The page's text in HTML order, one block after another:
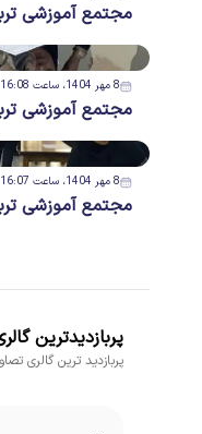
مجتمع آموزشی
8 مهر 1404، ساعت 16:08
مجتمع آموزشی
8 مهر 1404، ساعت 16:07
مجتمع آموزشی
پربازدیدترین
پربازدید ترین گالری